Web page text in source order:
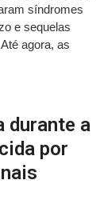
síndromes
e sequelas
agora, as
durante a
por